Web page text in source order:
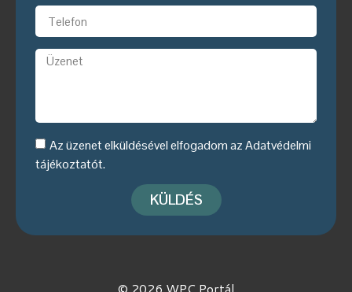
Az üzenet elküldésével elfogadom azAdatvédelmi
tájékoztatót.
KÜLDÉS